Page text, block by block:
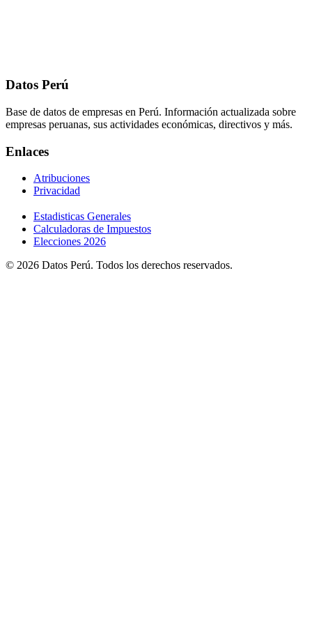
Datos Perú
Base de datos de empresas en Perú. Información actualizada sobre
empresas peruanas, sus actividades económicas, directivos y más.
Enlaces
Atribuciones
Privacidad
Estadisticas Generales
Calculadoras de Impuestos
Elecciones 2026
© 2026 Datos Perú. Todos los derechos reservados.